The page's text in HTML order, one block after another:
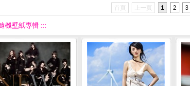
首頁 上一頁 1 2 3
機壁紙專輯 :::